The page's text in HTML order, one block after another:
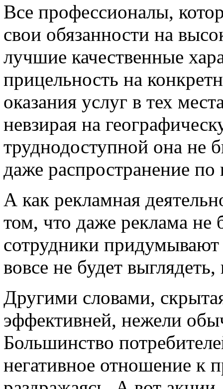
Все профессионалы,
свои обязанности на
лучшие качественные
прицельность на
оказания услуг в тех
невзирая на
труднодоступной она не
даже распространение
А как рекламная
том, что даже реклама не
сотрудники
вовсе не будет
Другими словами,
эффективней, нежели
Большинство
негативное отношение к